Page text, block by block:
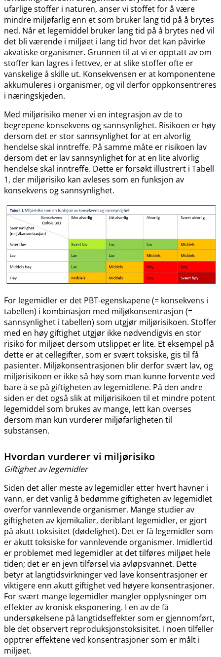
ufarlige stoffer i naturen, anser vi stoffet for å være
mindre miljøfarlig enn et som bruker lang tid på å brytes
ned. Når et legemiddel bruker lang tid på å brytes ned vil
det bli værende i miljøet i lang tid hvor det kan påvirke
akvatiske organismer. Grunnen til at vi er opptatt av om
stoffer kan lagres i fettvev, er at slike stoffer ofte er
vanskelige å skille ut. Konsekvensen er at komponentene
akkumuleres i organismer, og vil derfor oppkonsentreres
i næringskjeden.
Med miljørisiko mener vi en integrasjon av de to
begrepene konsekvens og sannsynlighet. Risikoen er høy
dersom det er stor sannsynlighet for at en alvorlig
hendelse skal inntreffe. På samme måte er risikoen lav
dersom det er lav sannsynlighet for at en lite alvorlig
hendelse skal inntreffe. Dette er forsøkt illustrert i Tabell
1, der miljørisiko kan avleses som en funksjon av
konsekvens og sannsynlighet.
For legemidler er det PBT-egenskapene (= konsekvens i
tabellen) i kombinasjon med miljøkonsentrasjon (=
sannsynlighet i tabellen) som utgjør miljørisikoen. Stoffer
med en høy giftighet utgjør ikke nødvendigvis en stor
risiko for miljøet dersom utslippet er lite. Et eksempel på
dette er at cellegifter, som er svært toksiske, gis til få
pasienter. Miljøkonsentrasjonen blir derfor svært lav, og
miljørisikoen er ikke så høy som man kunne forvente ved
bare å se på giftigheten av legemidlene. På den andre
siden er det også slik at miljørisikoen til et mindre potent
legemiddel som brukes av mange, lett kan overses
dersom man kun vurderer miljøfarligheten til
substansen.
Hvordan vurderer vi miljørisiko
Giftighet av legemidler
Siden det aller meste av legemidler etter hvert havner i
vann, er det vanlig å bedømme giftigheten av legemidlet
overfor vannlevende organismer. Mange studier av
giftigheten av kjemikalier, deriblant legemidler, er gjort
på akutt toksisitet (dødelighet). Det er få legemidler som
er akutt toksiske for vannlevende organismer. Imidlertid
er problemet med legemidler at det tilføres miljøet hele
tiden; det er en jevn tilførsel via avløpsvannet. Dette
betyr at langtidsvirkninger ved lave konsentrasjoner er
viktigere enn akutt giftighet ved høyere konsentrasjoner.
For svært mange legemidler mangler opplysninger om
effekter av kronisk eksponering. I en av de få
undersøkelsene på langtidseffekter som er gjennomført,
ble det observert reproduksjonstoksisitet. I noen tilfeller
opptrer effektene ved konsentrasjoner som er målt i
miljøet.